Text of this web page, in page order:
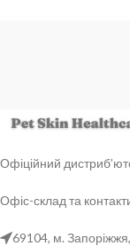
Офіційний
Офіс-склад та
69104, м.